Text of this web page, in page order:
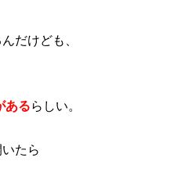
だけども、
あるらしい。
たら